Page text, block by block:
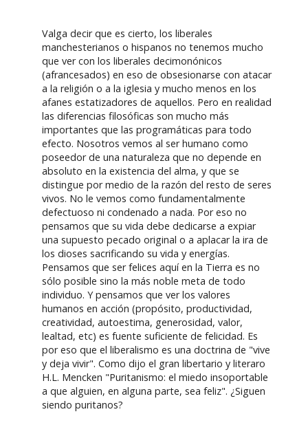
Valga decir que es cierto, los liberales
manchesterianos o hispanos no tenemos mucho
que ver con los liberales decimonónicos
(afrancesados) en eso de obsesionarse con atacar
a la religión o a la iglesia y mucho menos en los
afanes estatizadores de aquellos. Pero en realidad
las diferencias filosóficas son mucho más
importantes que las programáticas para todo
efecto. Nosotros vemos al ser humano como
poseedor de una naturaleza que no depende en
absoluto en la existencia del alma, y que se
distingue por medio de la razón del resto de seres
vivos. No le vemos como fundamentalmente
defectuoso ni condenado a nada. Por eso no
pensamos que su vida debe dedicarse a expiar
una supuesto pecado original o a aplacar la ira de
los dioses sacrificando su vida y energías.
Pensamos que ser felices aquí en la Tierra es no
sólo posible sino la más noble meta de todo
individuo. Y pensamos que ver los valores
humanos en acción (propósito, productividad,
creatividad, autoestima, generosidad, valor,
lealtad, etc) es fuente suficiente de felicidad. Es
por eso que el liberalismo es una doctrina de "vive
y deja vivir". Como dijo el gran libertario y literaro
H.L. Mencken "Puritanismo: el miedo insoportable
a que alguien, en alguna parte, sea feliz". ¿Siguen
siendo puritanos?